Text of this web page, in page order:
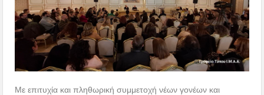
Με επιτυχία και πληθωρική συμμετοχή νέων γονέων και